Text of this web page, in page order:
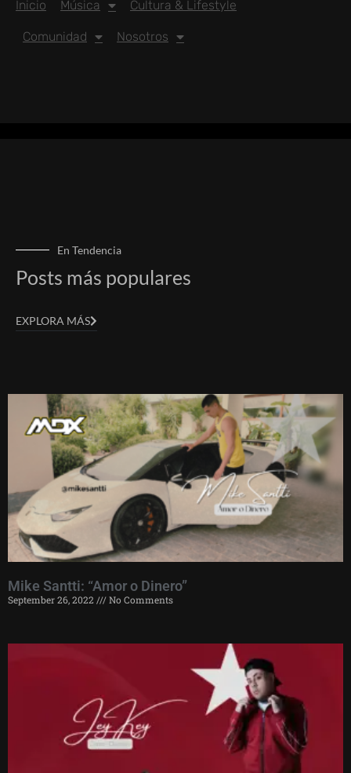
Inicio Música Cultura & Lifestyle
Comunidad Nosotros
En Tendencia
Posts más populares
EXPLORA MÁS
Mike Santti: “Amor o Dinero”
September 26, 2022 No Comments